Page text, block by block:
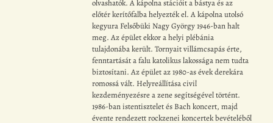
olvashatók. A kápolna stációit a bástya és az
előtér kerítőfalba helyezték el. A kápolna utolsó
kegyura Felsőbüki Nagy György 1946-ban halt
meg. Az épület ekkor a helyi plébánia
tulajdonába került. Tornyait villámcsapás érte,
fenntartását a falu katolikus lakossága nem tudta
biztosítani. Az épület az 1980-as évek derekára
romossá vált. Helyreállítása civil
kezdeményezésre a zene segítségével történt.
1986-ban istentisztelet és Bach koncert, majd
évente rendezett rockzenei koncertek bevételéből